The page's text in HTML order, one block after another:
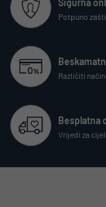
Potpuno
Različiti
Besplatna
Vrijedi za